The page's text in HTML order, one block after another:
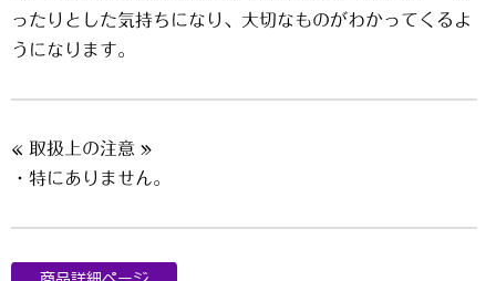
ったりとした気持ちになり、大切なものがわかってくるよ
うになります。
« 取扱上の注意 »
・特にありません。